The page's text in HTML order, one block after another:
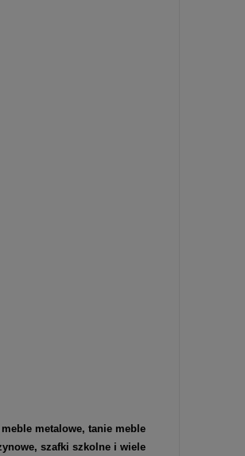
metalowe, tanie meble
, szafki szkolne i wiele